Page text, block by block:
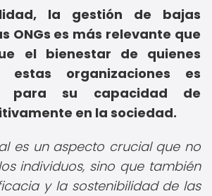
la gestión de bajas
ONGs es más relevante que
el bienestar de quienes
organizaciones es
para su capacidad de
en la sociedad.
es un aspecto crucial que no
individuos, sino que también
y la sostenibilidad de las